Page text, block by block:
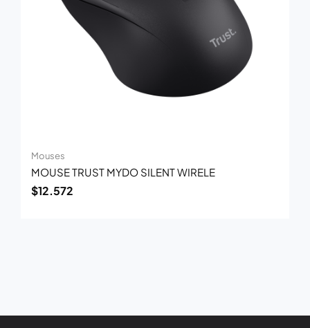
Mouses
MOUSE TRUST MYDO SILENT WIRELE
$12.572